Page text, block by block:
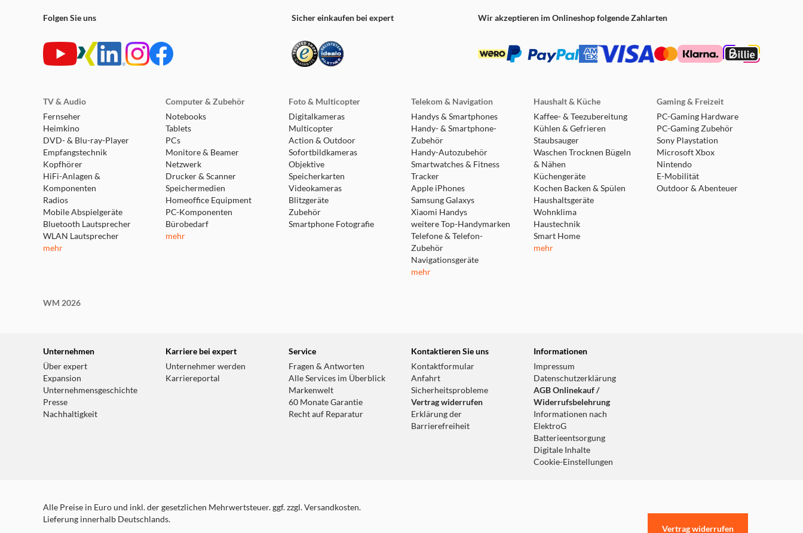
Folgen Sie uns Sicher einkaufen bei expert Wir akzeptieren im Onlineshop folgende Zahlarten
TV & Audio
Fernseher
Heimkino
DVD- & Blu-ray-Player
Empfangstechnik
Kopfhörer
HiFi-Anlagen &
Komponenten
Radios
Mobile Abspielgeräte
Bluetooth Lautsprecher
WLAN Lautsprecher
mehr
Computer & Zubehör
Notebooks
Tablets
PCs
Monitore & Beamer
Netzwerk
Drucker & Scanner
Speichermedien
Homeoffice Equipment
PC-Komponenten
Bürobedarf
mehr
Foto & Multicopter
Digitalkameras
Multicopter
Action & Outdoor
Sofortbildkameras
Objektive
Speicherkarten
Videokameras
Blitzgeräte
Zubehör
Smartphone Fotografie
Telekom & Navigation
Handys & Smartphones
Handy- & Smartphone-
Zubehör
Handy-Autozubehör
Smartwatches & Fitness
Tracker
Apple iPhones
Samsung Galaxys
Xiaomi Handys
weitere Top-Handymarken
Telefone & Telefon-
Zubehör
Navigationsgeräte
mehr
Haushalt & Küche
Kaffee- & Teezubereitung
Kühlen & Gefrieren
Staubsauger
Waschen Trocknen Bügeln
& Nähen
Küchengeräte
Kochen Backen & Spülen
Haushaltsgeräte
Wohnklima
Haustechnik
Smart Home
mehr
Gaming & Freizeit
PC-Gaming Hardware
PC-Gaming Zubehör
Sony Playstation
Microsoft Xbox
Nintendo
E-Mobilität
Outdoor & Abenteuer
WM 2026
Unternehmen
Über expert
Expansion
Unternehmensgeschichte
Presse
Nachhaltigkeit
Karriere bei expert
Unternehmer werden
Karriereportal
Service
Fragen & Antworten
Alle Services im Überblick
Markenwelt
60 Monate Garantie
Recht auf Reparatur
Kontaktieren Sie uns
Kontaktformular
Anfahrt
Sicherheitsprobleme
Vertrag widerrufen
Erklärung der
Barrierefreiheit
Informationen
Impressum
Datenschutzerklärung
AGB Onlinekauf /
Widerrufsbelehrung
Informationen nach
ElektroG
Batterieentsorgung
Digitale Inhalte
Cookie-Einstellungen
Alle Preise in Euro und inkl. der gesetzlichen Mehrwertsteuer. ggf. zzgl. Versandkosten.
Lieferung innerhalb Deutschlands.
Vertrag widerrufen